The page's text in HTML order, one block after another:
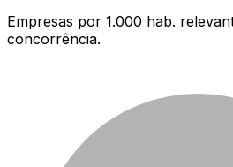
Empresas por 1.000 hab.
concorrência.